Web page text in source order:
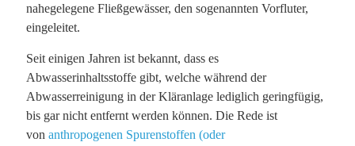
nahegelegene Fließgewässer, den sogenannten Vorfluter,
eingeleitet.
Seit einigen Jahren ist bekannt, dass es
Abwasserinhaltsstoffe gibt, welche während der
Abwasserreinigung in der Kläranlage lediglich geringfügig,
bis gar nicht entfernt werden können. Die Rede ist
von anthropogenen Spurenstoffen (oder